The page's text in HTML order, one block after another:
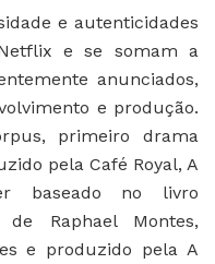
e autenticidades
e se somam a
anunciados,
e produção.
primeiro drama
pela Café Royal, A
baseado no livro
Raphael Montes,
e produzido pela A